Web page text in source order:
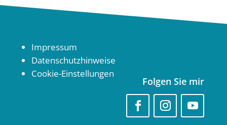
Impressum
Datenschutzhinweise
Cookie-Einstellungen
Folgen Sie mir